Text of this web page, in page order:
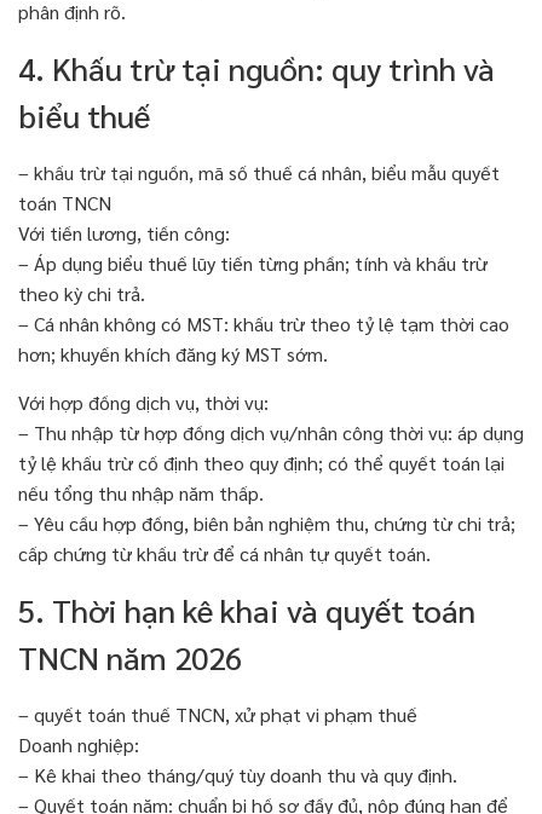
phân định rõ.
4. Khấu trừ tại nguồn: quy trình và
biểu thuế
– khấu trừ tại nguồn, mã số thuế cá nhân, biểu mẫu quyết
toán TNCN
Với tiền lương, tiền công:
– Áp dụng biểu thuế lũy tiến từng phần; tính và khấu trừ
theo kỳ chi trả.
– Cá nhân không có MST: khấu trừ theo tỷ lệ tạm thời cao
hơn; khuyến khích đăng ký MST sớm.
Với hợp đồng dịch vụ, thời vụ:
– Thu nhập từ hợp đồng dịch vụ/nhân công thời vụ: áp dụng
tỷ lệ khấu trừ cố định theo quy định; có thể quyết toán lại
nếu tổng thu nhập năm thấp.
– Yêu cầu hợp đồng, biên bản nghiệm thu, chứng từ chi trả;
cấp chứng từ khấu trừ để cá nhân tự quyết toán.
5. Thời hạn kê khai và quyết toán
TNCN năm 2026
– quyết toán thuế TNCN, xử phạt vi phạm thuế
Doanh nghiệp:
– Kê khai theo tháng/quý tùy doanh thu và quy định.
– Quyết toán năm: chuẩn bị hồ sơ đầy đủ, nộp đúng hạn để